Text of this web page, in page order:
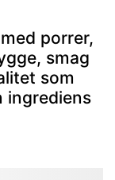
porrer,
smag
som
ingrediens